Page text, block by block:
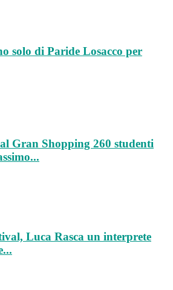
solo di Paride Losacco per
Gran Shopping 260 studenti
Luca Rasca un interprete